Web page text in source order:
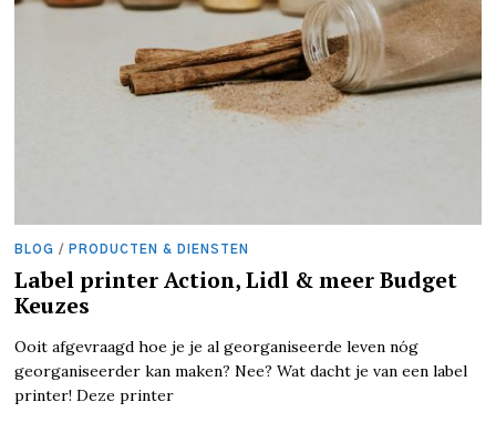
BLOG / PRODUCTEN & DIENSTEN
Label printer Action, Lidl & meer Budget
Keuzes
Ooit afgevraagd hoe je je al georganiseerde leven nóg
georganiseerder kan maken? Nee? Wat dacht je van een label
printer! Deze printer